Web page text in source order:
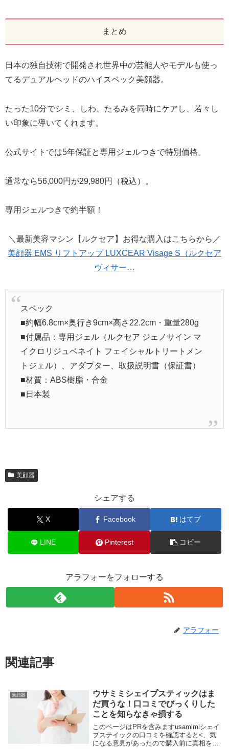
まとめ
日本の独自技術で開発され世界中の芸能人やモデルも使っ
てるデュアルヘッドのハイスペック美顔器。
たった10分でシミ、しわ、たるみを同時にケアし、若々し
い印象に導いてくれます。
公式サイトでは5年保証と専用ジェルつきで特別価格。
通常なら56,000円が29,980円（税込）。
専用ジェルつきで約半額！
＼最新美容マシン【ルクセア】お得な購入はこちらから／
美顔器 EMS リフトアップ LUXCEAR Visage S（ルクセア
ヴィサー…
スペック
■約幅6.8cm×奥行き9cm×高さ22.2cm・重量280g
■付属品：専用ジェル（ルクセア ジェノサイン マ
イクロリジュベネイト フェイシャルトリートメン
トジェル）、アダプター、取扱説明書（保証書）
■材質：ABS樹脂・合金
■日本製
美顔器
シェアする
X Facebook はてブ
LINE Pinterest コピー
アラフォーをフォローする
アラフォー
関連記事
美顔器
ウサミミシェイプスティックはま
だ買うな！口コミでびっくりした
ことを知らなきゃ損する
このページはPRを含みますusamimiシェイ
プステイックの口コミを確認すると<、気
になる意見があったので購入前に真相をチ